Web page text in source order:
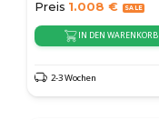
Preis 1.008 €
IN DEN WARENKORB
2-3 Wochen